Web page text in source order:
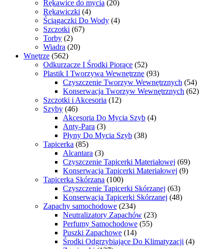
Rękawice do mycia (20)
Rękawiczki (4)
Ściągaczki Do Wody (4)
Szczotki (67)
Torby (2)
Wiadra (20)
Wnętrze (562)
Odkurzacze I Środki Piorące (52)
Plastik I Tworzywa Wewnętrzne (93)
Czyszczenie Tworzyw Wewnętrznych (54)
Konserwacja Tworzyw Wewnętrznych (62)
Szczotki i Akcesoria (12)
Szyby (46)
Akcesoria Do Mycia Szyb (4)
Anty-Para (3)
Płyny Do Mycia Szyb (38)
Tapicerka (85)
Alcantara (3)
Czyszczenie Tapicerki Materiałowej (69)
Konserwacja Tapicerki Materiałowej (9)
Tapicerka Skórzana (100)
Czyszczenie Tapicerki Skórzanej (63)
Konserwacja Tapicerki Skórzanej (48)
Zapachy samochodowe (234)
Neutralizatory Zapachów (23)
Perfumy Samochodowe (55)
Puszki Zapachowe (14)
Środki Odgrzybiające Do Klimatyzacji (4)